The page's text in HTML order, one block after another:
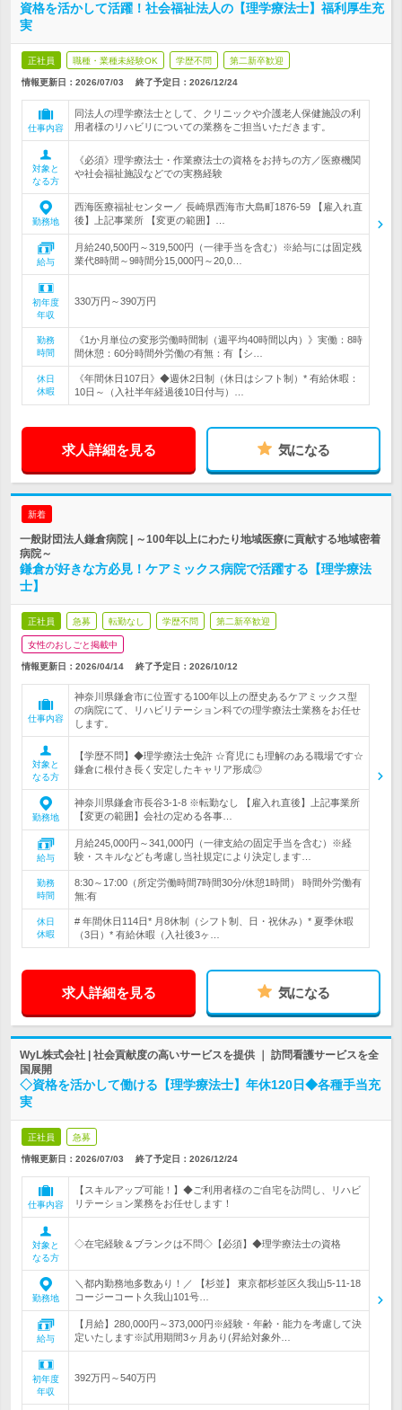
資格を活かして活躍！社会福祉法人の【理学療法士】福利厚生充
実
正社員 職種・業種未経験OK 学歴不問 第二新卒歓迎
情報更新日：2026/07/03 終了予定日： 2026/12/24
仕事内容
同法人の理学療法士として、クリニックや介護老人保健施設の利
用者様のリハビリについての業務をご担当いただきます。
対象と
なる方
《必須》理学療法士・作業療法士の資格をお持ちの方／医療機関
や社会福祉施設などでの実務経験
勤務地
西海医療福祉センター／ 長崎県西海市大島町1876-59 【雇入れ直
後】上記事業所 【変更の範囲】…
給与
月給240,500円～319,500円（一律手当を含む）※給与には固定残
業代8時間～9時間分15,000円～20,0…
初年度
年収
330万円～390万円
勤務
時間
《1か月単位の変形労働時間制（週平均40時間以内）》実働：8時
間休憩：60分時間外労働の有無：有【シ…
休日
休暇
《年間休日107日》◆週休2日制（休日はシフト制）* 有給休暇：
10日～（入社半年経過後10日付与）…
求人詳細を見る 気になる
新着
一般財団法人鎌倉病院 | ～100年以上にわたり地域医療に貢献する地域密着
病院～
鎌倉が好きな方必見！ケアミックス病院で活躍する【理学療法
士】
正社員 急募 転勤なし 学歴不問 第二新卒歓迎
女性のおしごと掲載中
情報更新日：2026/04/14 終了予定日： 2026/10/12
仕事内容
神奈川県鎌倉市に位置する100年以上の歴史あるケアミックス型
の病院にて、リハビリテーション科での理学療法士業務をお任せ
します。
対象と
なる方
【学歴不問】◆理学療法士免許 ☆育児にも理解のある職場です☆
鎌倉に根付き長く安定したキャリア形成◎
勤務地
神奈川県鎌倉市長谷3-1-8 ※転勤なし 【雇入れ直後】上記事業所
【変更の範囲】会社の定める各事…
給与
月給245,000円～341,000円（一律支給の固定手当を含む）※経
験・スキルなども考慮し当社規定により決定します…
勤務
時間
8:30～17:00（所定労働時間7時間30分/休憩1時間） 時間外労働有
無:有
休日
休暇
# 年間休日114日* 月8休制（シフト制、日・祝休み）* 夏季休暇
（3日）* 有給休暇（入社後3ヶ…
求人詳細を見る 気になる
WyL株式会社 | 社会貢献度の高いサービスを提供 ｜ 訪問看護サービスを全
国展開
◇資格を活かして働ける【理学療法士】年休120日◆各種手当充
実
正社員 急募
情報更新日：2026/07/03 終了予定日： 2026/12/24
仕事内容
【スキルアップ可能！】◆ご利用者様のご自宅を訪問し、リハビ
リテーション業務をお任せします！
対象と
なる方
◇在宅経験＆ブランクは不問◇【必須】◆理学療法士の資格
勤務地
＼都内勤務地多数あり！／ 【杉並】 東京都杉並区久我山5-11-18
コージーコート久我山101号…
給与
【月給】280,000円～373,000円※経験・年齢・能力を考慮して決
定いたします※試用期間3ヶ月あり(昇給対象外…
初年度
年収
392万円～540万円